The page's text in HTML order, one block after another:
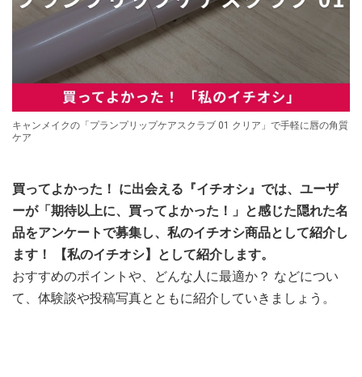
キャンメイクの「プランプリップケアスクラブ 01 クリア」で手軽に唇の角質
ケア
買ってよかった！ に出会える『イチオシ』では、ユーザ
ーが「期待以上に、買ってよかった！」と感じた隠れた名
品をアンケートで募集し、私のイチオシ商品として紹介し
ます！ 【私のイチオシ】として紹介します。
おすすめのポイントや、どんな人に最適か？ などについ
て、体験談や投稿写真とともに紹介していきましょう。